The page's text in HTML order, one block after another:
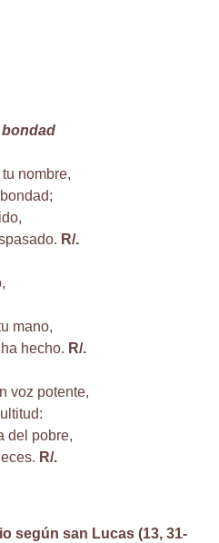
bondad
nombre,
R/.
mano,
hecho. R/.
voz potente,
del pobre,
R/.
según san Lucas (13, 31-